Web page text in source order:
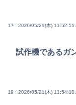
17 : 2026/05/21(木)
試作機であるガ
19 : 2026/05/21(木)